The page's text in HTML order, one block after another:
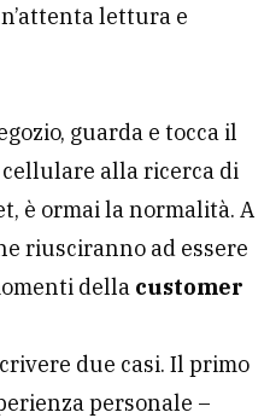
lettura e
guarda e tocca il
alla ricerca di
è ormai la normalità. A
riusciranno ad essere
della customer
due casi. Il primo
personale –